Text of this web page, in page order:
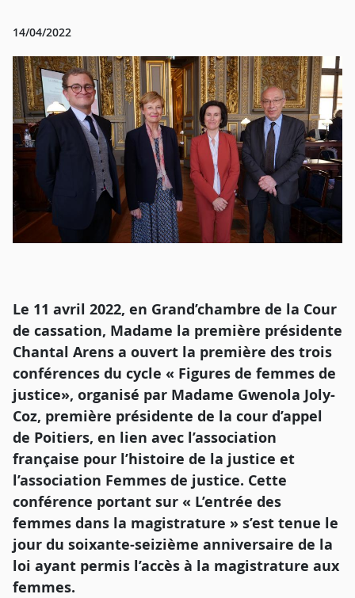
14/04/2022
Le 11 avril 2022, en Grand’chambre de la Cour
de cassation, Madame la première présidente
Chantal Arens a ouvert la première des trois
conférences du cycle « Figures de femmes de
justice», organisé par Madame Gwenola Joly-
Coz, première présidente de la cour d’appel
de Poitiers, en lien avec l’association
française pour l’histoire de la justice et
l’association Femmes de justice. Cette
conférence portant sur « L’entrée des
femmes dans la magistrature » s’est tenue le
jour du soixante-seizième anniversaire de la
loi ayant permis l’accès à la magistrature aux
femmes.